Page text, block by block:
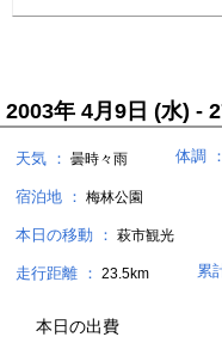
2003年 4月9日 (水) -
天気 ： 曇時々雨 体調 ：
宿泊地 ： 梅林公園
本日の移動 ： 萩市観光
走行距離 ： 23.5km 累
本日の出費